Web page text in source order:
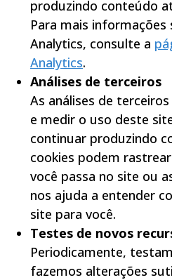
produzindo conteúdo
Para mais
Analytics, consulte a
Analytics.
Análises de terceiros
As análises de
e medir o uso deste
continuar produzindo
cookies podem
você passa no site ou
nos ajuda a entender
site para você.
Testes de novos
Periodicamente,
fazemos alterações